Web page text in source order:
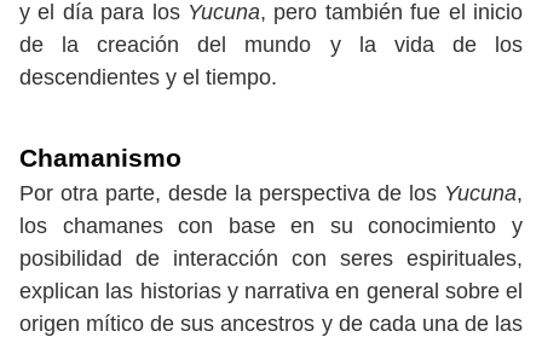
y el día para los Yucuna, pero también fue el inicio
de la creación del mundo y la vida de los
descendientes y el tiempo.
Chamanismo
Por otra parte, desde la perspectiva de los Yucuna,
los chamanes con base en su conocimiento y
posibilidad de interacción con seres espirituales,
explican las historias y narrativa en general sobre el
origen mítico de sus ancestros y de cada una de las